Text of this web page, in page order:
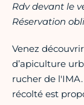
Rdv devant le
Réservation
Venez
d’apiculture
rucher de
récolté est